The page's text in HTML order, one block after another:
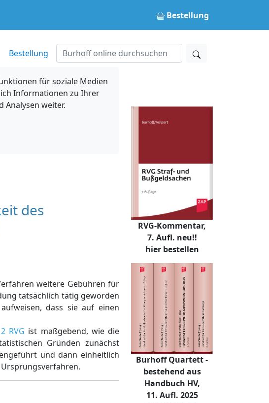
Bestellung
Bestellung
für soziale Medien
Informationen zu Ihrer
Analysen weiter.
des
weitere Gebühren für
tatsächlich tätig geworden
dass sie auf einen
RVG ist maßgebend, wie die
Gründen zunächst
und dann einheitlich
RVG-Kommentar,
7. Aufl. neu!!
hier bestellen
Burhoff Quartett -
bestehend aus
Handbuch HV,
11. Aufl. 2025